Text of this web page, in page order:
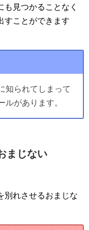
見つかることなく
すことができます
知られてしまって
ルがあります。
まじない
別れさせるおまじな